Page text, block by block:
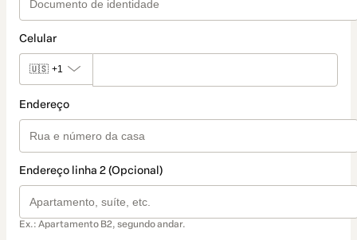
Celular
🇺🇸 +1
Endereço
Endereço linha 2 (Opcional)
Ex.: Apartamento B2, segundo andar.